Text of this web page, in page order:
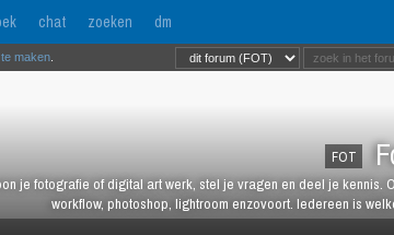
chat zoeken dm
FOT
je fotografie of digital art werk, stel je vragen en deel je kennis.
workflow, photoshop, lightroom enzovoort. Iedereen is
maken